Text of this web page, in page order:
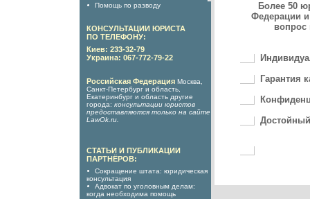
Помощь по разводу
КОНСУЛЬТАЦИИ ЮРИСТА
ПО ТЕЛЕФОНУ:
Киев: 233-32-79
Украина: 067-772-79-22
Российская Федерация Москва,
Санкт-Петербург и область,
Екатеринбург и область другие
города: консультации юристов
предоставляются только на сайте
LawOk.ru
СТАТЬИ И ПУБЛИКАЦИИ
ПАРТНЁРОВ:
Сокращение штата: юридическая
консультация
Адвокат по уголовным делам:
когда необходима помощь
Более 50
Федерации
вопрос
Гарантия